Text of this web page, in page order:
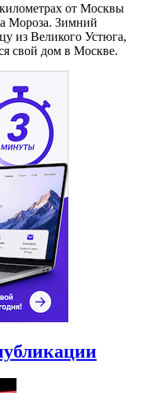
от Москвы
Мороза. Зимний
из Великого Устюга,
свой дом в Москве.